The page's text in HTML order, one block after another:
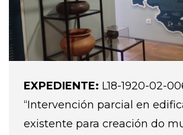
EXPEDIENTE: L18-1920-02-
“Intervención parcial en
existente para creación do